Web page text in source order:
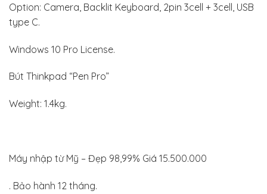
Option: Camera, Backlit Keyboard, 2pin 3cell + 3cell, USB
type C.
Windows 10 Pro License.
Bút Thinkpad “Pen Pro”
Weight: 1.4kg.
Máy nhập từ Mỹ – Đẹp 98,99% Giá 15.500.000
. Bảo hành 12 tháng.